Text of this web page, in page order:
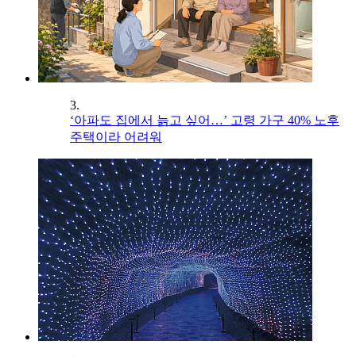
3.
‘아파도 집에서 늙고 싶어…’ 고령 가구 40% 노후
주택이라 어려워